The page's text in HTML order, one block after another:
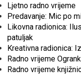
Ljetno radno vrijeme
Predavanje: Mic po
Likovna radionica:
patuljak
Kreativna radionica:
Radno vrijeme
Radno vrijeme